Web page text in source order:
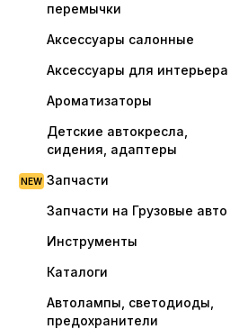
перемычки
Аксессуары салонные
Аксессуары для интерьера
Ароматизаторы
Детские автокресла,
сидения, адаптеры
Запчасти
Запчасти на Грузовые авто
Инструменты
Каталоги
Автолампы, светодиоды,
предохранители